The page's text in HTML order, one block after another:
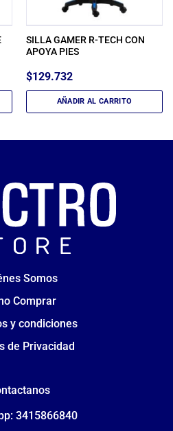
SILLA GAMER R-TECH CON
APOYA PIES
$129.732
AÑADIR AL CARRITO
Somos
Comprar
y condiciones
de Privacidad
3415866840